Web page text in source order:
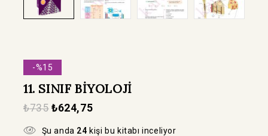
-%15
11. SINIF BİYOLOJİ
₺735 ₺624,75
Şu anda 24 kişi bu kitabı inceliyor